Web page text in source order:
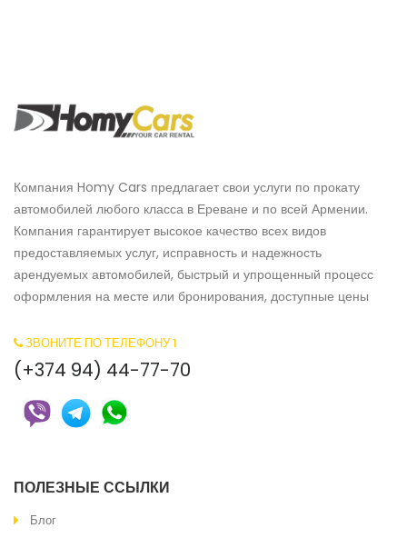
Компания Homy Cars предлагает свои услуги по прокату
автомобилей любого класса в Ереване и по всей Армении.
Компания гарантирует высокое качество всех видов
предоставляемых услуг, исправность и надежность
арендуемых автомобилей, быстрый и упрощенный процесс
оформления на месте или бронирования, доступные цены
ЗВОНИТЕ ПО ТЕЛЕФОНУ 1
(+374 94) 44-77-70
ПОЛЕЗНЫЕ ССЫЛКИ
Блог